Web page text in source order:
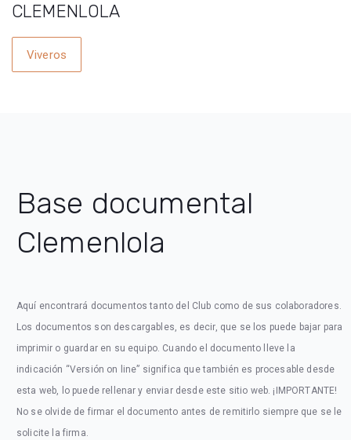
CLEMENLOLA
Viveros
Base documental
Clemenlola
Aquí encontrará documentos tanto del Club como de sus colaboradores.
Los documentos son descargables, es decir, que se los puede bajar para
imprimir o guardar en su equipo. Cuando el documento lleve la
indicación “Versión on line” significa que también es procesable desde
esta web, lo puede rellenar y enviar desde este sitio web. ¡IMPORTANTE!
No se olvide de firmar el documento antes de remitirlo siempre que se le
solicite la firma.